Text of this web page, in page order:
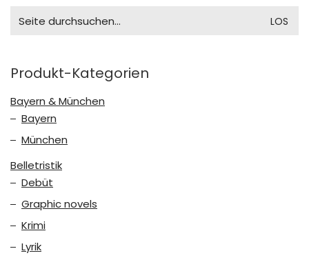
for:
Produkt-Kategorien
Bayern & München
Bayern
München
Belletristik
Debüt
Graphic novels
Krimi
Lyrik